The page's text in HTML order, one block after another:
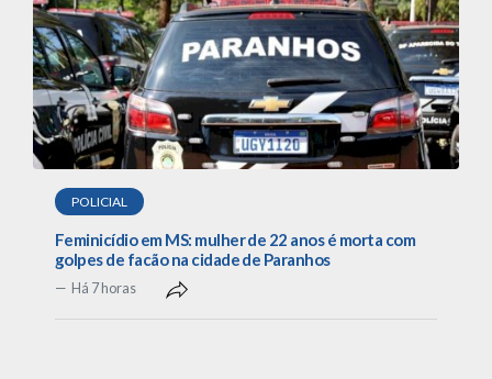
POLICIAL
Feminicídio em MS: mulher de 22 anos é morta com
golpes de facão na cidade de Paranhos
Há 7 horas